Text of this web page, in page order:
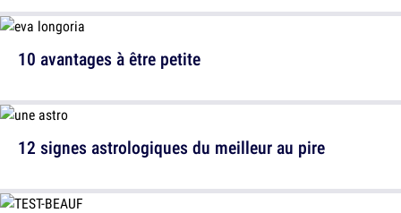
10 avantages à être petite
12 signes astrologiques du meilleur au pire